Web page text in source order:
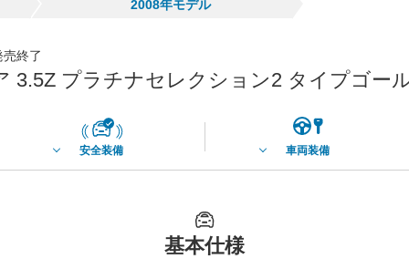
2008年モデル
終了
3.5Z プラチナセレクション2 タイプゴー
安全装備 車両装備
基本仕様